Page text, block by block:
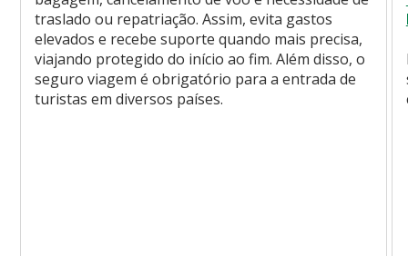
traslado ou repatriação. Assim, evita gastos
elevados e recebe suporte quando mais precisa,
viajando protegido do início ao fim. Além disso, o
seguro viagem é obrigatório para a entrada de
turistas em diversos países.